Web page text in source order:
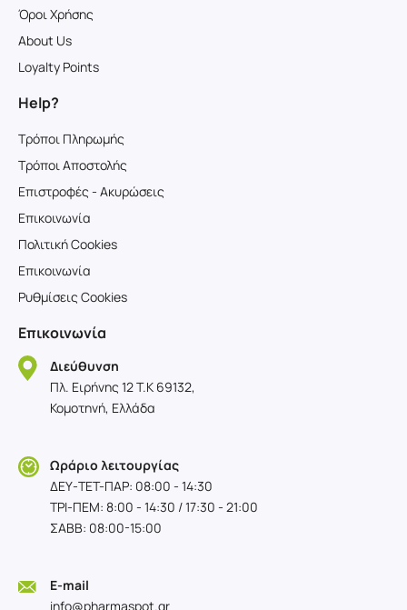
Όροι Χρήσης
About Us
Loyalty Points
Help?
Τρόποι Πληρωμής
Τρόποι Αποστολής
Επιστροφές - Ακυρώσεις
Επικοινωνία
Πολιτική Cookies
Επικοινωνία
Ρυθμίσεις Cookies
Επικοινωνία
Διεύθυνση
Πλ. Ειρήνης 12 T.K 69132,
Κομοτηνή, Ελλάδα
Ωράριο λειτουργίας
ΔΕΥ-TET-ΠΑΡ: 08:00 - 14:30
ΤΡΙ-ΠΕΜ: 8:00 - 14:30 / 17:30 - 21:00
ΣΑΒΒ: 08:00-15:00
E-mail
info@pharmaspot.gr